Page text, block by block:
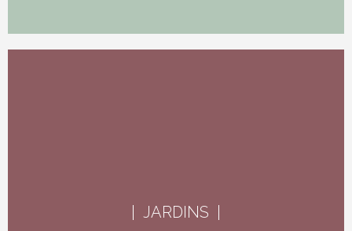
| JARDINS |